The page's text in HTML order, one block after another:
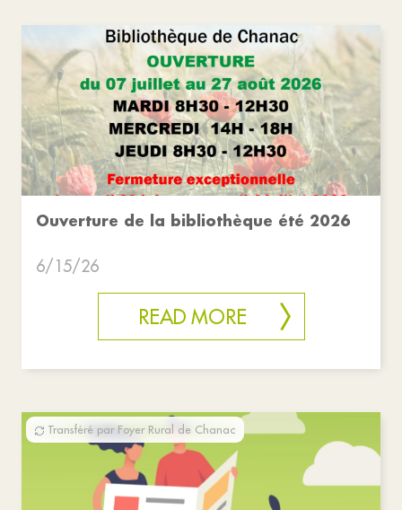
Ouverture de la bibliothèque été 2026
6/15/26
READ MORE
Transféré par Foyer Rural de Chanac